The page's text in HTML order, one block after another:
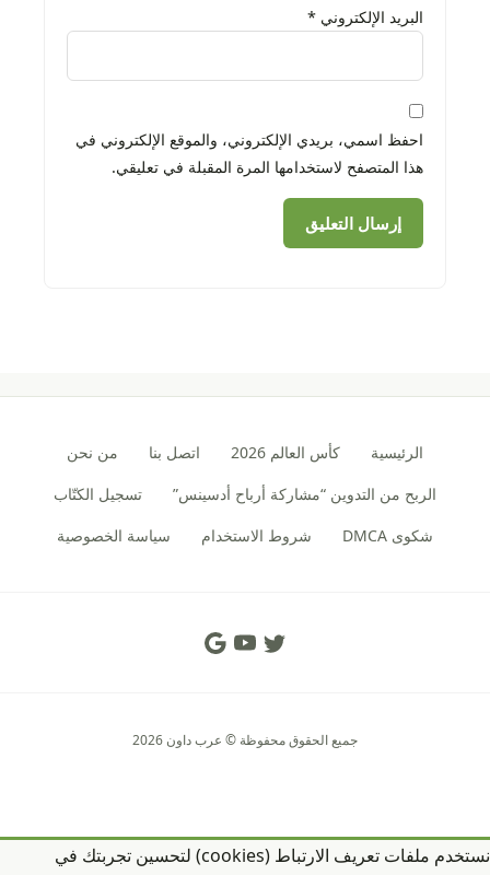
البريد الإلكتروني *
احفظ اسمي، بريدي الإلكتروني، والموقع الإلكتروني في
هذا المتصفح لاستخدامها المرة المقبلة في تعليقي.
الرئيسية كأس العالم 2026 اتصل بنا
من نحن
الربح من التدوين “مشاركة أرباح أدسينس”
تسجيل الكتّاب
شكوى DMCA
شروط الاستخدام سياسة الخصوصية
Social Links
جميع الحقوق محفوظة © عرب داون 2026
نستخدم ملفات تعريف الارتباط (cookies) لتحسين تجربتك في